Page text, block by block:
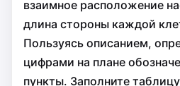
взаимное расположение
длина стороны каждой
Пользуясь описанием,
цифрами на плане
пункты. Заполните